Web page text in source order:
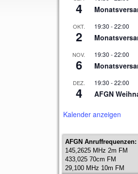
4
OKT.
2
19:30 -22:00
NOV.
6
19:30 -22:00
DEZ.
4
19:30 -22:00
AFGN
Kalender anzeigen
AFGN Anruffrequenzen:
145,2625 MHz 2m FM
433,025 70cm FM
29,100 MHz 10m FM